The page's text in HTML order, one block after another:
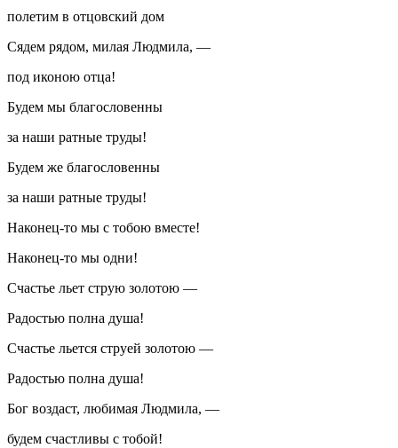
полетим в отцовский дом
Сядем рядом, милая Людмила, —
под иконою отца!
Будем мы благословенны
за наши ратные труды!
Будем же благословенны
за наши ратные труды!
Наконец-то мы с тобою вместе!
Наконец-то мы одни!
Счастье льет струю золотою —
Радостью полна душа!
Счастье льется струей золотою —
Радостью полна душа!
Бог воздаст, любимая Людмила, —
будем счастливы с тобой!